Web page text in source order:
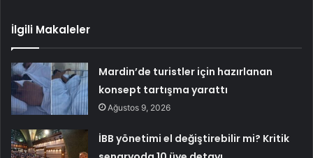
İlgili Makaleler
Mardin’de turistler için hazırlanan
konsept tartışma yarattı
Ağustos 9, 2026
İBB yönetimi el değiştirebilir mi? Kritik